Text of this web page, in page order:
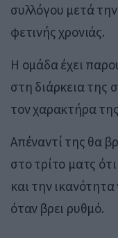
συλλόγου μετά
φετινής χρονιάς.
Η ομάδα έχει
στη διάρκεια της
τον χαρακτήρα
Απέναντί της θα
στο τρίτο ματς
και την
όταν βρει ρυθμό.